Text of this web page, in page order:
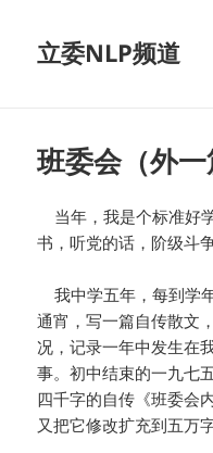
立委NLP频道
班委会（外一
当年，我是个标准好
书，听党的话，阶级斗
我中学五年，每到学
通宵，写一篇自传散文
况，记录一年中发生在
事。初中结束的一九七
四千字的自传《班委会
又把它修改扩充到五万